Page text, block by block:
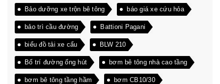
Bảo dưỡng xe trộn bê tông báo giá xe cứu hỏa
bảo trì cầu đường Battioni Pagani
biểu đồ tải xe cẩu BLW 210
Bố trí đường ống hút bơm bê tông nhà cao tầng
bơm bê tông tầng hầm bơm CB10/30